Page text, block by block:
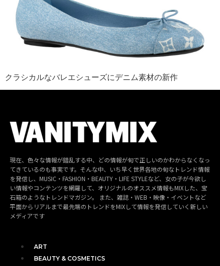
クラシカルなバレエシューズにデニム素材の新作
現在、色々な情報が錯乱する中、どの情報が旬で正しいのかわからなくなっ
てきているのも事実です。そんな中、いち早く世界各地の旬なトレンド情報
を発信し、MUSIC・FASHION・BEAUTY・LIFE STYLEなど、女の子が今欲し
い情報やコンテンツを網羅して、オリジナルのオススメ情報もMIXした、宝
石箱のようなトレンドマガジン。 また、雑誌・WEB・映像・イベントなど
平面からリアルまで最先端のトレンドをMIXして情報を発信していく新しい
メディアです
ART
BEAUTY & COSMETICS